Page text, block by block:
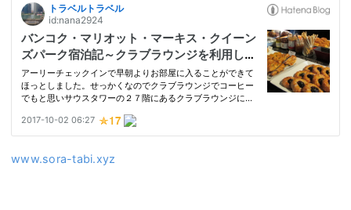
www.sora-tabi.xyz